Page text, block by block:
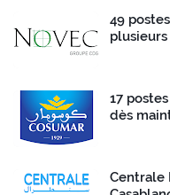
49
17
dès
Centrale